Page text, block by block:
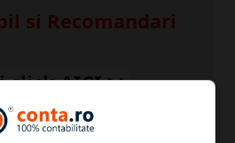
si Recomandari
clickAICI>>